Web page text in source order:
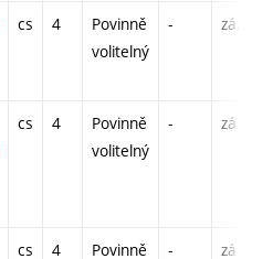
cs 4
Povinně
volitelný
- zá,zk
cs 4
Povinně
volitelný
- zá
cs 4
Povinně
- zá